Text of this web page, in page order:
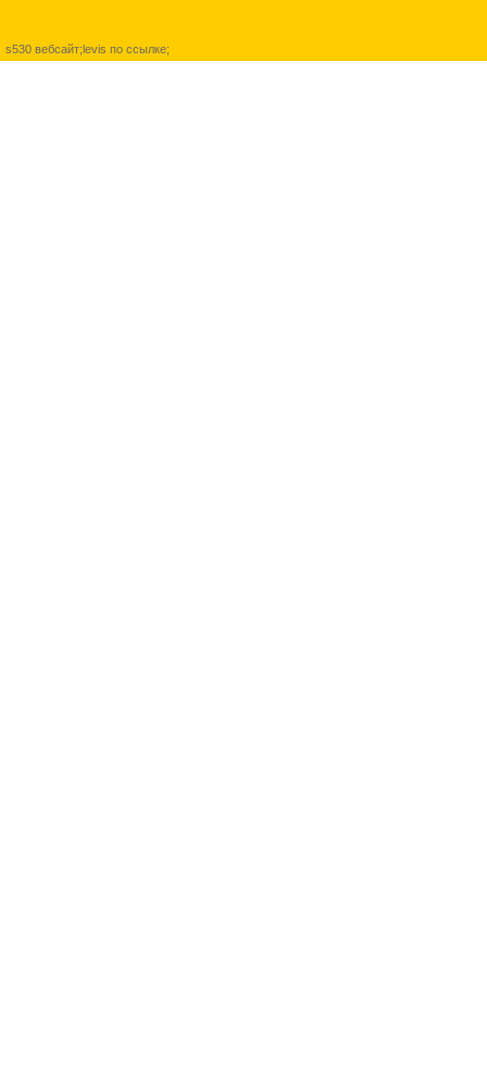
s530 вебсайт;levis по ссылке;